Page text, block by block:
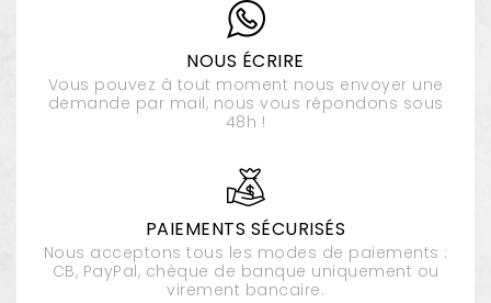
NOUS ÉCRIRE
Vous pouvez à tout moment nous envoyer une
demande par mail, nous vous répondons sous
48h !
PAIEMENTS SÉCURISÉS
Nous acceptons tous les modes de paiements :
CB, PayPal, chèque de banque uniquement ou
virement bancaire.